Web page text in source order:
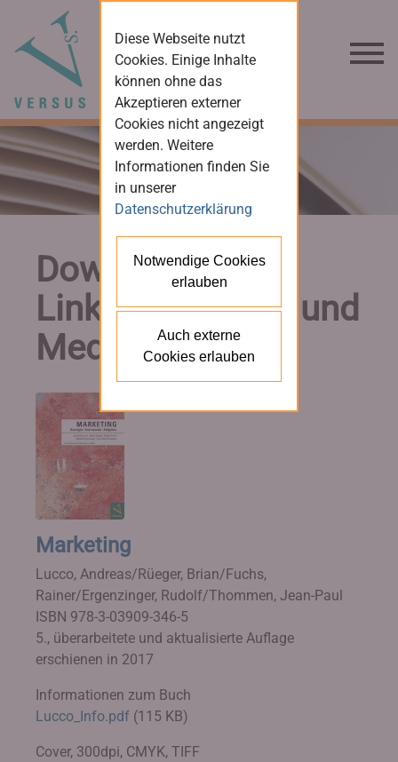
Downloads und
Links für Presse und
Medien
Marketing
Lucco, Andreas/Rüeger, Brian/Fuchs,
Rainer/Ergenzinger, Rudolf/Thommen, Jean-Paul
ISBN 978-3-03909-346-5
5., überarbeitete und aktualisierte Auflage
erschienen in 2017
Informationen zum Buch
Lucco_Info.pdf (115 KB)
Cover, 300dpi, CMYK, TIFF
Diese Webseite nutzt
Cookies. Einige Inhalte
können ohne das
Akzeptieren externer
Cookies nicht angezeigt
werden. Weitere
Informationen finden Sie
in unserer
Datenschutzerklärung
Notwendige Cookies
erlauben
Auch externe
Cookies erlauben